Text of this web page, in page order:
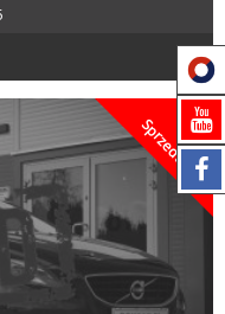
Sprzedany